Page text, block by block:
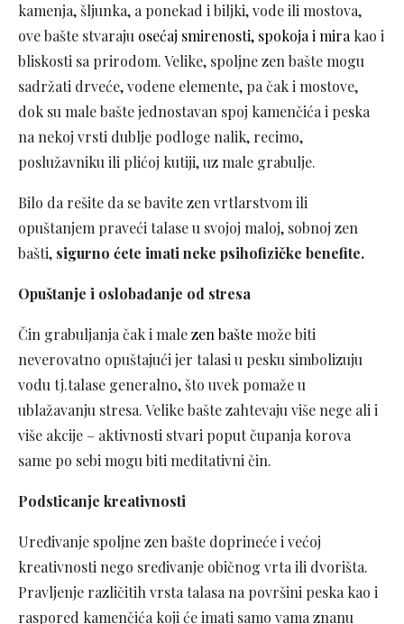
kamenja, šljunka, a ponekad i biljki, vode ili mostova,
ove bašte stvaraju osećaj smirenosti, spokoja i mirakao i
bliskosti sa prirodom. Velike, spoljne zen bašte mogu
sadržati drveće, vodene elemente, pa čak i mostove,
dok su male bašte jednostavan spoj kamenčića i peska
na nekoj vrsti dublje podloge nalik, recimo,
poslužavniku ili plićoj kutiji, uz male grabulje.
Bilo da rešite da se bavite zen vrtlarstvom ili
opuštanjem praveći talase u svojoj maloj, sobnoj zen
bašti, sigurno ćete imati neke psihofizičke benefite.
Opuštanje i oslobađanje od stresa
Čin grabuljanja čak i malezen baštemože biti
neverovatno opuštajući jer talasi u pesku simbolizuju
vodu tj.talase generalno, što uvek pomaže u
ublažavanju stresa. Velike bašte zahtevaju više nege ali i
više akcije – aktivnosti stvari poput čupanja korova
same po sebi mogu biti meditativni čin.
Podsticanje kreativnosti
Uređivanje spoljne zen bašte doprineće i većoj
kreativnosti nego sređivanje običnog vrta ili dvorišta.
Pravljenje različitih vrsta talasa na površini peska kao i
raspored kamenčića koji će imati samo vama znanu